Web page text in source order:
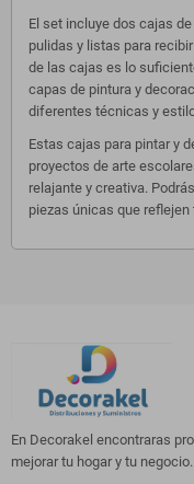
El set incluye dos cajas
pulidas y listas para
de las cajas es lo
capas de pintura y
diferentes técnicas y
Estas cajas para pintar y
proyectos de arte
relajante y creativa.
piezas únicas que
En Decorakel encontraras
mejorar tu hogar y tu negocio.